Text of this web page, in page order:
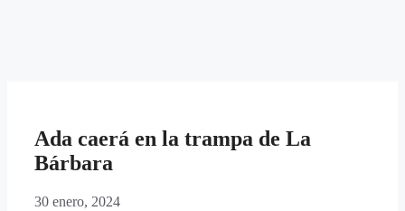
Ada caerá en la trampa de La
Bárbara
30 enero, 2024